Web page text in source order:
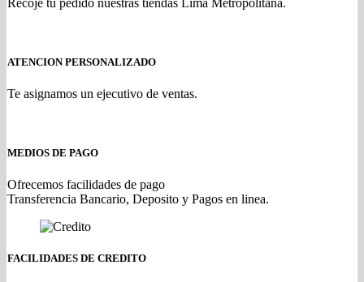
ATENCION PERSONALIZADO
Te asignamos un ejecutivo de ventas.
MEDIOS DE PAGO
Ofrecemos facilidades de pago
Transferencia Bancario, Deposito y Pagos en linea.
FACILIDADES DE CREDITO